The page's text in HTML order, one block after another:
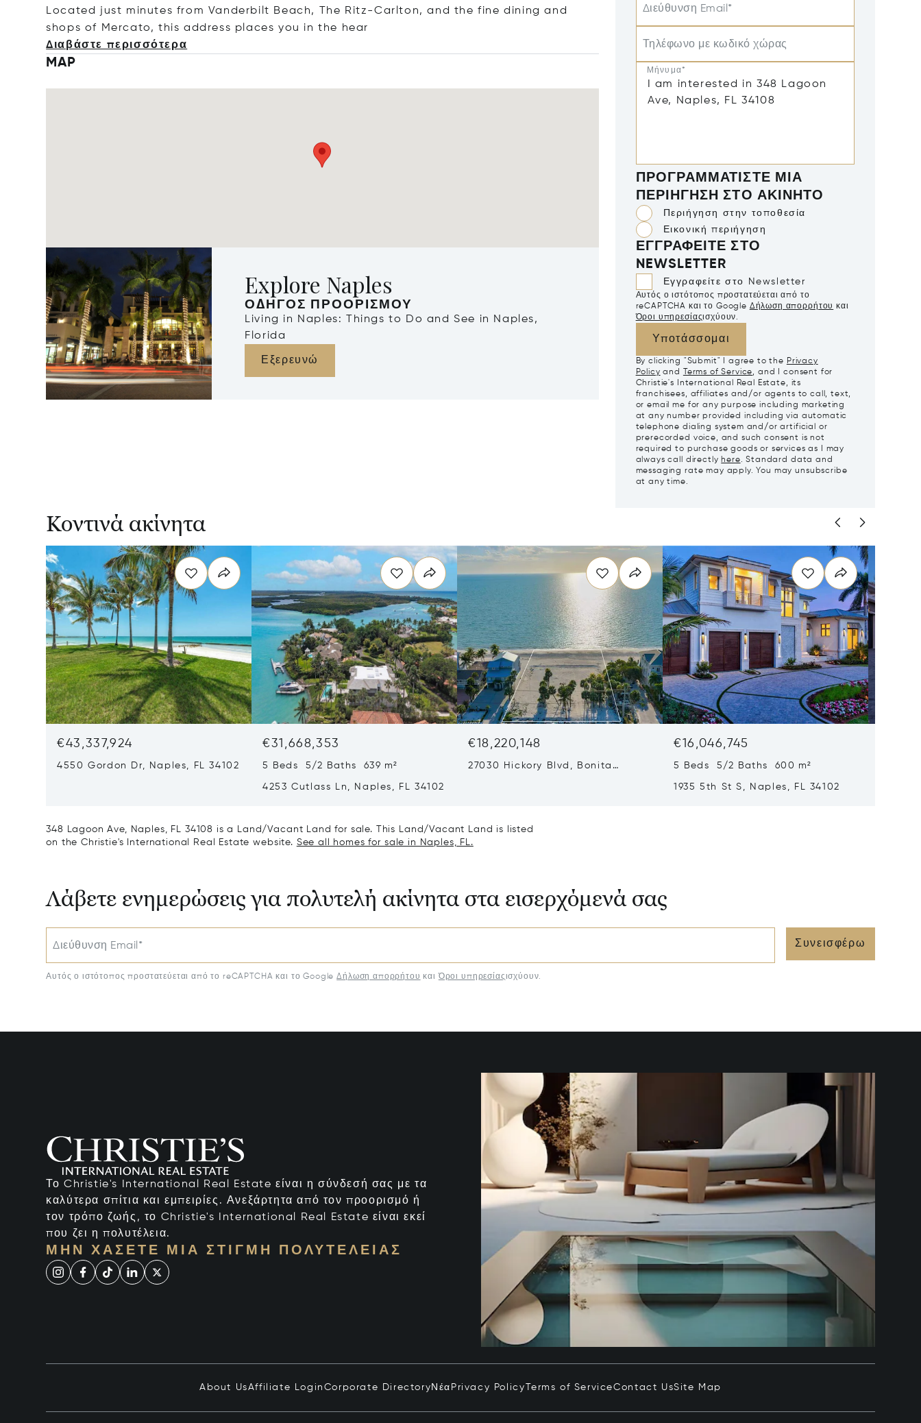
Located just minutes from Vanderbilt Beach, The Ritz-Carlton, and the fine dining and
shops of Mercato, this address places you in the
hear
Διαβάστε περισσότερα
MAP
Explore Naples
ΟΔΗΓΌΣ ΠΡΟΟΡΙΣΜΟΎ
Living in Naples: Things to Do and See in Naples,
Florida
Εξερευνώ
Διεύθυνση Email*
Τηλέφωνο με κωδικό χώρας
Μήνυμα*
ΠΡΟΓΡΑΜΜΑΤΊΣΤΕ ΜΙΑ
ΠΕΡΙΉΓΗΣΗ ΣΤΟ ΑΚΊΝΗΤΟ
Περιήγηση στην τοποθεσία
Εικονική περιήγηση
ΕΓΓΡΑΦΕΊΤΕ ΣΤΟ
NEWSLETTER
Εγγραφείτε στο Newsletter
Αυτός ο ιστότοπος προστατεύεται από το
reCAPTCHA και το Google Δήλωση απορρήτου και
Όροι υπηρεσίαςισχύουν.
Υποτάσσομαι
By clicking "Submit" I agree to the Privacy
Policy and Terms of Service, and I consent for
Christie's International Real Estate, its
franchisees, affiliates and/or agents to call, text,
or email me for any purpose including marketing
at any number provided including via automatic
telephone dialing system and/or artificial or
prerecorded voice, and such consent is not
required to purchase goods or services as I may
always call directly here. Standard data and
messaging rate may apply. You may unsubscribe
at any time.
Κοντινά ακίνητα
€43,337,924
4550 Gordon Dr, Naples, FL 34102
€31,668,353
5 Beds 5/2 Baths 639 m²
4253 Cutlass Ln, Naples, FL 34102
€18,220,148
27030 Hickory Blvd, Bonita
€16,046,745
5 Beds 5/2 Baths 600 m²
1935 5th St S, Naples, FL 34102
348 Lagoon Ave, Naples, FL 34108 is a Land/Vacant Land for sale. This Land/Vacant Land is listed
on the Christie's International Real Estate website. See all homes for sale in Naples, FL.
Λάβετε ενημερώσεις για πολυτελή ακίνητα στα εισερχόμενά σας
Διεύθυνση Email* Συνεισφέρω
Αυτός ο ιστότοπος προστατεύεται από το reCAPTCHA και το Google Δήλωση απορρήτου καιΌροι υπηρεσίαςισχύουν.
Το Christie's International Real Estate είναι η σύνδεσή σας με τα
καλύτερα σπίτια και εμπειρίες. Ανεξάρτητα από τον προορισμό ή
τον τρόπο ζωής, το Christie's International Real Estate είναι εκεί
που ζει η πολυτέλεια.
ΜΗΝ ΧΆΣΕΤΕ ΜΙΑ ΣΤΙΓΜΉ ΠΟΛΥΤΈΛΕΙΑΣ
About UsAffiliate Login Corporate Directory Νέα Privacy Policy Terms of ServiceContact UsSite Map